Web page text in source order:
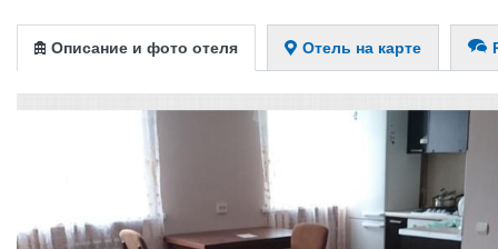
Описание и фото отеля Отель на карте